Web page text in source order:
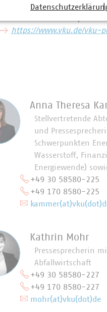
es nicht vor Ort
https://www.vku.de/vku-
Anna Theresa
Stellvertretende
und
Schwerpunkten
Wasserstoff,
Energiewende)
+49 30 58580-225
+49 170 8580-225
Kathrin Mohr
Pressesprecherin
Abfallwirtschaft
+49 30 58580-227
+49 170 8580-227
mohr(at)vku(dot)de